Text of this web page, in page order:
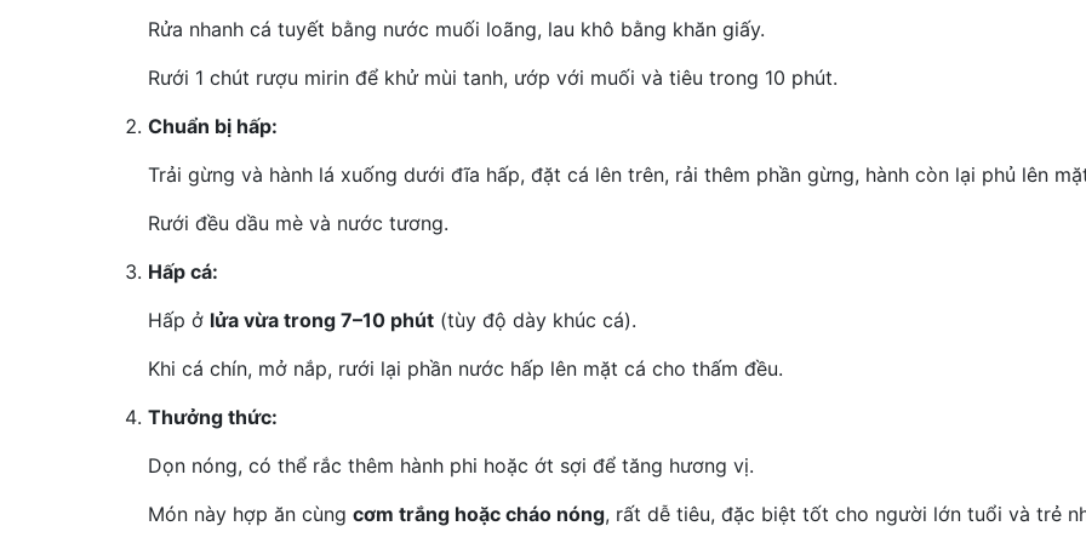
Rửa nhanh cá tuyết bằng nước muối loãng, lau khô bằng khăn giấy.
Rưới 1 chút rượu mirin để khử mùi tanh, ướp với muối và tiêu trong 10 phút.
Chuẩn bị hấp:
Trải gừng và hành lá xuống dưới đĩa hấp, đặt cá lên trên, rải thêm phần gừng, hành còn lại phủ lên
Rưới đều dầu mè và nước tương.
Hấp cá:
Hấp ở lửa vừa trong 7–10 phút (tùy độ dày khúc cá).
Khi cá chín, mở nắp, rưới lại phần nước hấp lên mặt cá cho thấm đều.
Thưởng thức:
Dọn nóng, có thể rắc thêm hành phi hoặc ớt sợi để tăng hương vị.
Món này hợp ăn cùng cơm trắng hoặc cháo nóng, rất dễ tiêu, đặc biệt tốt cho người lớn tuổi và trẻ